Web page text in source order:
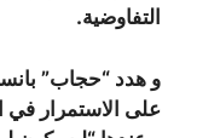
التفاوضية.
و هدد “حجاب”
على الاستمرار